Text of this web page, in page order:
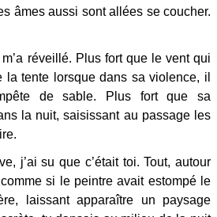
âmes aussi sont allées se coucher.
réveillé. Plus fort que le vent qui
tente lorsque dans sa violence, il
de sable. Plus fort que sa
la nuit, saisissant au passage les
j’ai su que c’était toi. Tout, autour
si le peintre avait estompé le
laissant apparaître un paysage